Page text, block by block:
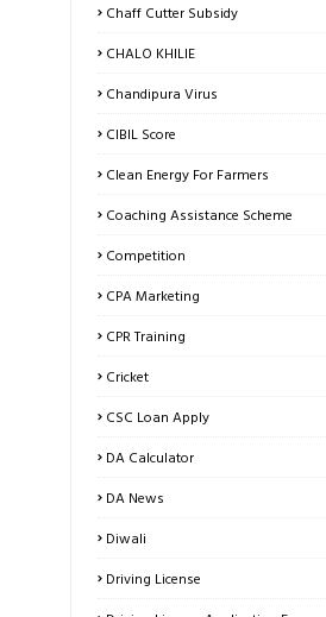
Chaff Cutter Subsidy
CHALO KHILIE
Chandipura Virus
CIBIL Score
Clean Energy For Farmers
Coaching Assistance Scheme
Competition
CPA Marketing
CPR Training
Cricket
CSC Loan Apply
DA Calculator
DA News
Diwali
Driving License